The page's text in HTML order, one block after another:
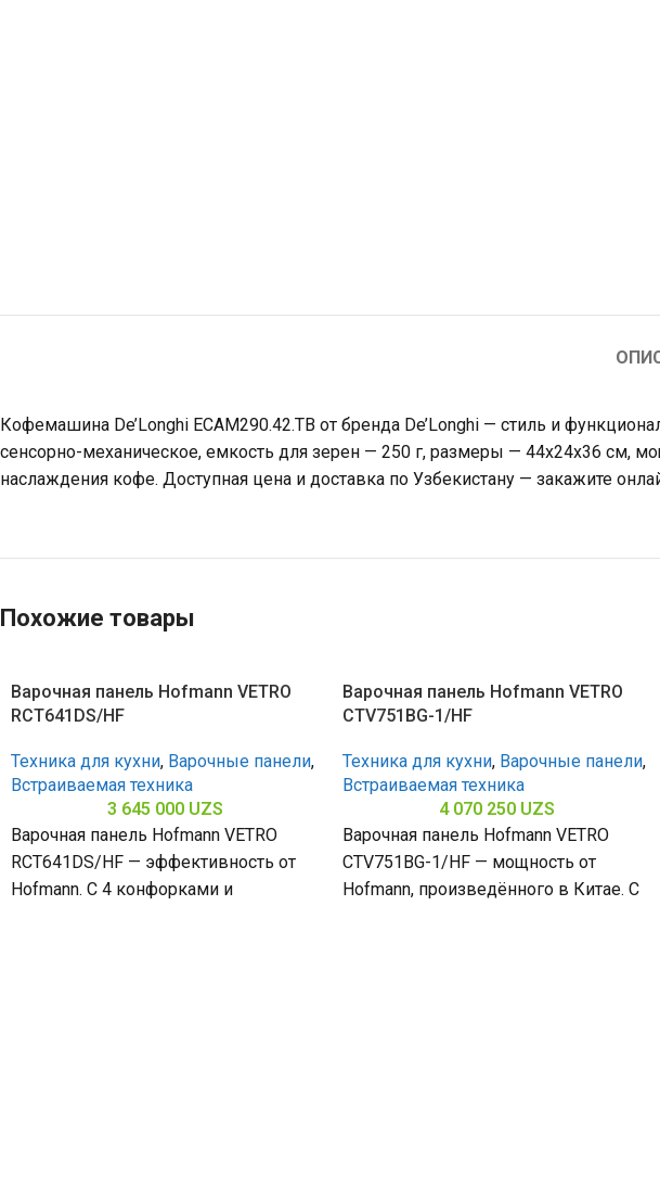
Кофемашина De’Longhi ECAM290.42.TB от бренда De’Longhi — стиль и
сенсорно-механическое, емкость для зерен — 250 г, размеры — 44x24x36 см,
наслаждения кофе. Доступная цена и доставка по Узбекистану — закажите
Похожие товары
Варочная панель Hofmann VETRO
RCT641DS/HF
Техника для кухни, Варочные панели,
Встраиваемая техника
3 645 000 UZS
Варочная панель Hofmann VETRO
RCT641DS/HF — эффективность от
Hofmann. С 4 конфорками и
Варочная панель Hofmann VETRO
CTV751BG-1/HF
Техника для кухни, Варочные панели,
Встраиваемая техника
4 070 250 UZS
Варочная панель Hofmann VETRO
CTV751BG-1/HF — мощность от
Hofmann, произведённого в Китае. С